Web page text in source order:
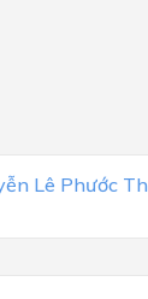
Lê Phước